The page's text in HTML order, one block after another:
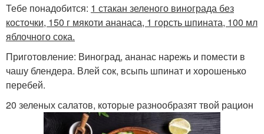
Тебе понадобится: 1 стакан зеленого винограда без
косточки, 150 г мякоти ананаса, 1 горсть шпината, 100 мл
яблочного сока.
Приготовление: Виноград, ананас нарежь и помести в
чашу блендера. Влей сок, всыпь шпинат и хорошенько
перебей.
20 зеленых салатов, которые разнообразят твой рацион